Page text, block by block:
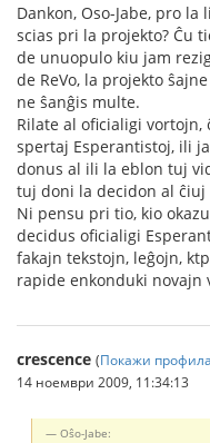
Dankon, Oso-Jabe, pro
scias pri la projekto? Ĉu
de unuopulo kiu jam
de ReVo, la projekto
ne ŝanĝis multe.
Rilate al oficialigi vortojn,
spertaj Esperantistoj, ili
donus al ili la eblon tuj
tuj doni la decidon al ĉiuj
Ni pensu pri tio, kio
decidus oficialigi
fakajn tekstojn, leĝojn,
rapide enkonduki novajn
crescence (Покажи профила
14 ноември 2009, 11:34:13
Oŝo-Jabe: